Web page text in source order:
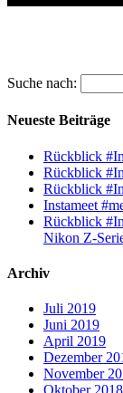
Suche nach:
Neueste Beiträge
Rückblick
Rückblick
Rückblick
Instameet
Rückblick
Nikon Z-
Archiv
Juli 2019
Juni 2019
April 2019
Dezember
November